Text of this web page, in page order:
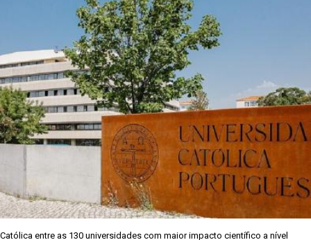
Católica entre as 130 universidades com maior impacto científico a nível